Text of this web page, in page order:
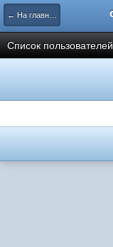
← На главную
Список пользователей